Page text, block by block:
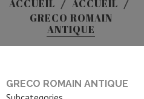
ACCUEIL
ACCUEIL
GRECO ROMAIN
ANTIQUE
GRECO ROMAIN ANTIQUE